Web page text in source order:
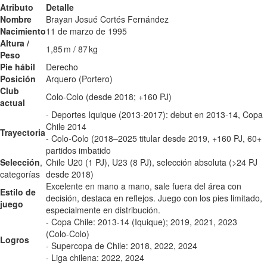
Atributo
Detalle
Nombre
Brayan Josué Cortés Fernández
Nacimiento11 de marzo de 1995
Altura /
Peso
1,85 m / 87 kg
Pie hábil
Derecho
Posición
Arquero (Portero)
Club
actual
Colo‑Colo (desde 2018; +160 PJ)
Trayectoria
- Deportes Iquique (2013‑2017): debut en 2013‑14, Copa
Chile 2014
- Colo‑Colo (2018–2025 titular desde 2019, +160 PJ, 60+
partidos imbatido
Selección,
categorías
Chile U20 (1 PJ), U23 (8 PJ), selección absoluta (>24 PJ
desde 2018)
Estilo de
juego
Excelente en mano a mano, sale fuera del área con
decisión, destaca en reflejos. Juego con los pies limitado,
especialmente en distribución.
Logros
- Copa Chile: 2013‑14 (Iquique); 2019, 2021, 2023
(Colo‑Colo)
- Supercopa de Chile: 2018, 2022, 2024
- Liga chilena: 2022, 2024